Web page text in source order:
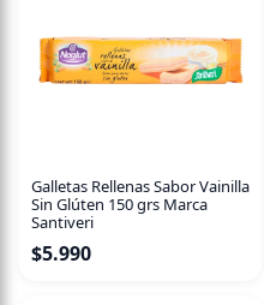
Libre de gluten | 100%
colorantes ni conservantes
Galletas Rellenas Sabor Vainilla
Sin Glúten 150 grs Marca
Santiveri
$5.990